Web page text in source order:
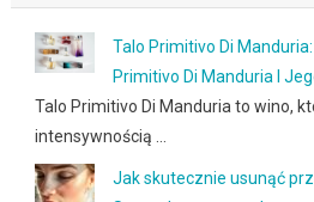
Talo Primitivo Di
Primitivo Di Manduria I
Talo Primitivo Di Manduria to wino,
intensywnością …
Jak skutecznie usunąć